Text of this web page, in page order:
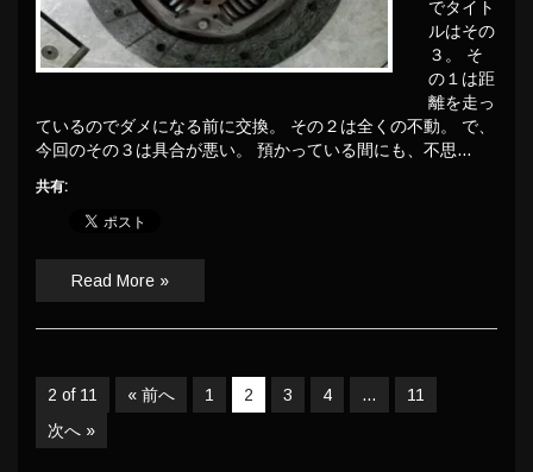
でタイト
ルはその
３。 そ
の１は距
離を走っ
ているのでダメになる前に交換。 その２は全くの不動。 で、
今回のその３は具合が悪い。 預かっている間にも、不思…
共有:
Read More »
2 of 11 « 前へ 1 2 3 4 …
11
次へ »